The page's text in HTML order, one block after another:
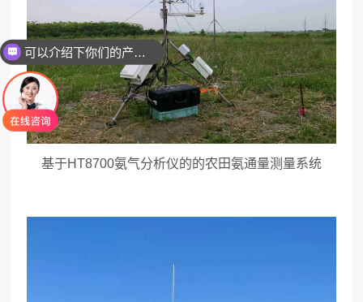
基于HT8700氨气分析仪的的农田氨通量测量系统
可以介绍下你们的产品么
你们是怎么收费的呢